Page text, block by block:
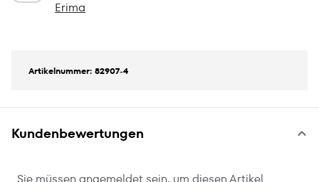
Erima
Artikelnummer: 82907-4
Kundenbewertungen